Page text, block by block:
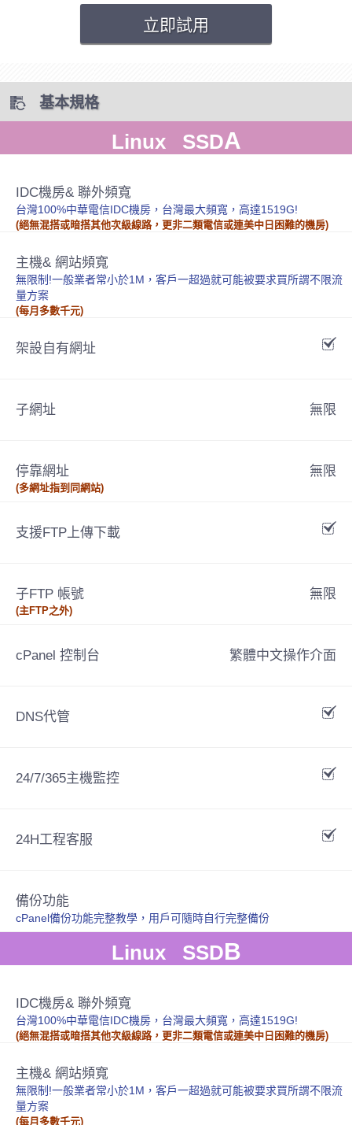
立即試用
基本規格
Linux SSDA
IDC機房& 聯外頻寬
台灣100%中華電信IDC機房，台灣最大頻寬，高達1519G!
(絕無混搭或暗搭其他次級線路，更非二類電信或連美中日困難的機房)
主機& 網站頻寬
無限制!一般業者常小於1M，客戶一超過就可能被要求買所謂不限流
量方案
(每月多數千元)
架設自有網址
子網址 無限
停靠網址
(多網址指到同網站)
無限
支援FTP上傳下載
子FTP 帳號
(主FTP之外)
無限
cPanel 控制台 繁體中文操作介面
DNS代管
24/7/365主機監控
24H工程客服
備份功能
cPanel備份功能完整教學，用戶可隨時自行完整備份
Linux SSDB
IDC機房& 聯外頻寬
台灣100%中華電信IDC機房，台灣最大頻寬，高達1519G!
(絕無混搭或暗搭其他次級線路，更非二類電信或連美中日困難的機房)
主機& 網站頻寬
無限制!一般業者常小於1M，客戶一超過就可能被要求買所謂不限流
量方案
(每月多數千元)